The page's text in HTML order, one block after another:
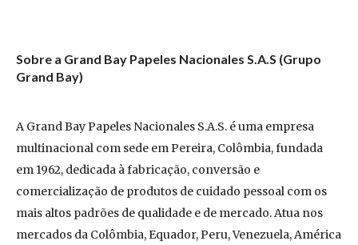
Sobre a Grand Bay Papeles Nacionales S.A.S (Grupo
Grand Bay)
A Grand Bay Papeles Nacionales S.A.S. é uma empresa
multinacional com sede em Pereira, Colômbia, fundada
em 1962, dedicada à fabricação, conversão e
comercialização de produtos de cuidado pessoal com os
mais altos padrões de qualidade e de mercado. Atua nos
mercados da Colômbia, Equador, Peru, Venezuela, América